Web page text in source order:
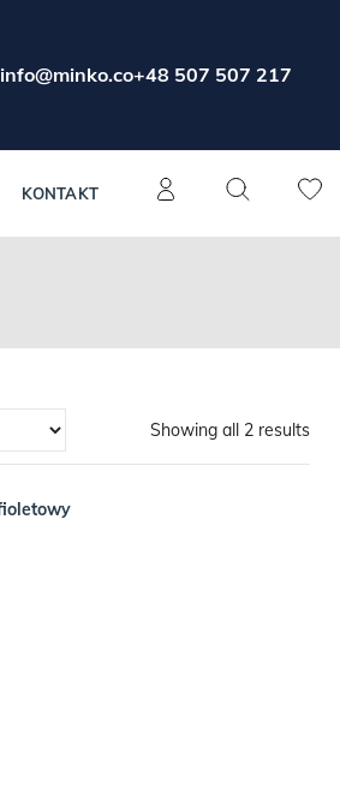
info@minko.co+48 507 507 217
KONTAKT
Showing all 2 results